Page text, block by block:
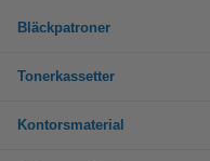
Bläckpatroner
Tonerkassetter
Kontorsmaterial